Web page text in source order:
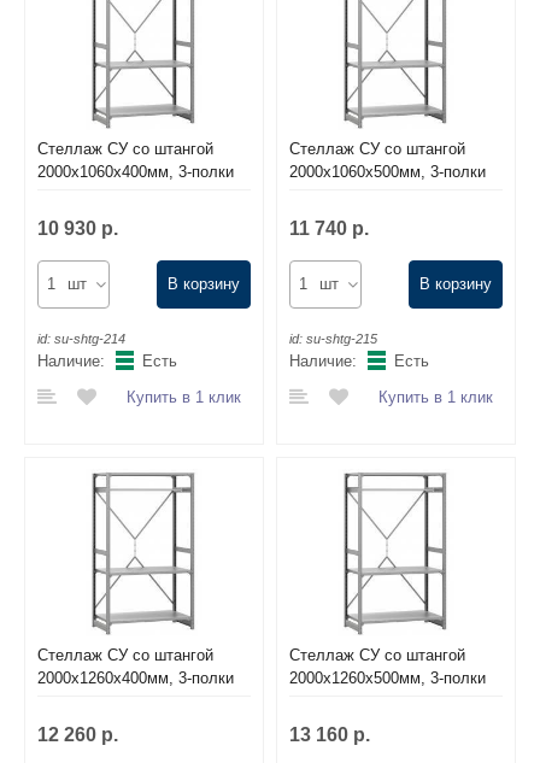
Стеллаж СУ со штангой
2000х1060х400мм, 3-полки
10 930 р.
шт В корзину
id: su-shtg-214
Наличие:
Есть
Купить в 1 клик
Стеллаж СУ со штангой
2000х1060х500мм, 3-полки
11 740 р.
шт В корзину
id: su-shtg-215
Наличие:
Есть
Купить в 1 клик
Стеллаж СУ со штангой
2000х1260х400мм, 3-полки
12 260 р.
Стеллаж СУ со штангой
2000х1260х500мм, 3-полки
13 160 р.